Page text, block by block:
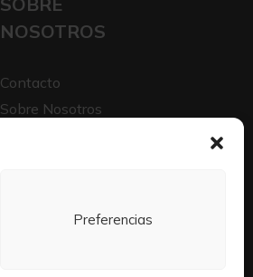
Preferencias
NOSOTROS
Contacto
Sobre Nosotros